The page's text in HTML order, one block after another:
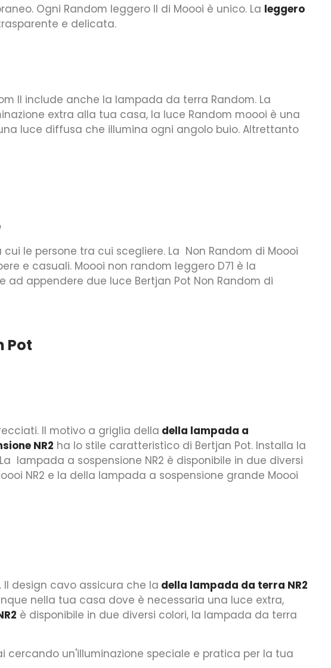
Ogni Random leggero II di Moooi è unico. La leggero
e delicata.
II include anche la lampada da terra Random. La
extra alla tua casa, la luce Random moooi è una
luce diffusa che illumina ogni angolo buio. Altrettanto
le persone tra cui scegliere. La Non Random di Moooi
e casuali. Moooi non random leggero D71 è la
appendere due luce Bertjan Pot Non Random di
Pot
Il motivo a griglia della della lampada a
NR2 ha lo stile caratteristico di Bertjan Pot. Installa la
lampada a sospensione NR2 è disponibile in due diversi
NR2 e la della lampada a sospensione grande Moooi
design cavo assicura che la della lampada da terra NR2
nella tua casa dove è necessaria una luce extra,
è disponibile in due diversi colori, la lampada da terra
cercando un'illuminazione speciale e pratica per la tua